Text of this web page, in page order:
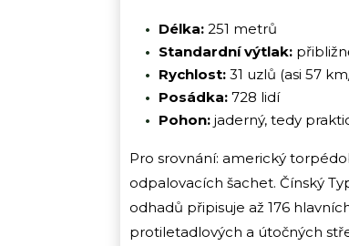
Délka: 251 metrů
Standardní výtlak:
Rychlost: 31 uzlů (asi 57
Posádka: 728 lidí
Pohon: jaderný, tedy
Pro srovnání: americký
odpalovacích šachet. Čínský
odhadů připisuje až 176
protiletadlových a útočných